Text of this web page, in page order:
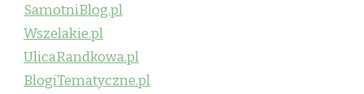
SamotniBlog.pl
Wszelakie.pl
UlicaRandkowa.pl
BlogiTematyczne.pl